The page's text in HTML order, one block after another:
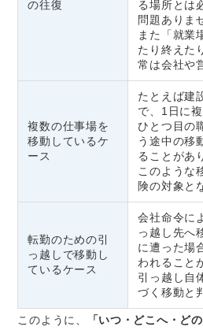
の往復
る場所とは
問題ありま
また「就業
たり終えた
常は会社や
複数の仕事場を
移動しているケ
ース
たとえば建
で、1日に
ひとつ目の
う途中の移
ることがあ
このような
険の対象と
転勤のための引
っ越しで移動し
ているケース
会社命令に
っ越し先へ
に遭った場
われること
引っ越し自
づく移動と
このように、
「いつ・どこへ・ど